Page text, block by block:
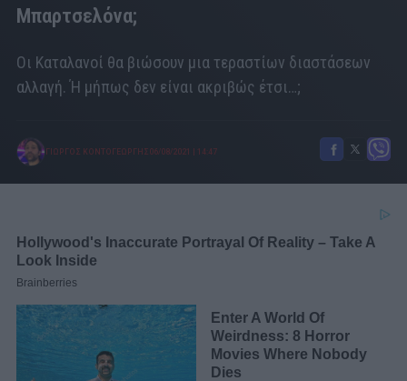
Μπαρτσελόνα;
Οι Καταλανοί θα βιώσουν μια τεραστίων διαστάσεων
αλλαγή. Ή μήπως δεν είναι ακριβώς έτσι…;
ΓΙΩΡΓΟΣ ΚΟΝΤΟΓΕΩΡΓΗΣ 06/08/2021 14:47